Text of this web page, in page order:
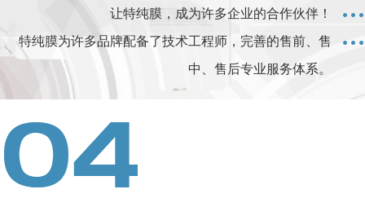
让特纯膜，成为许多企业的合作伙伴！
特纯膜为许多品牌配备了技术工程师，完善的售前、售
中、售后专业服务体系。